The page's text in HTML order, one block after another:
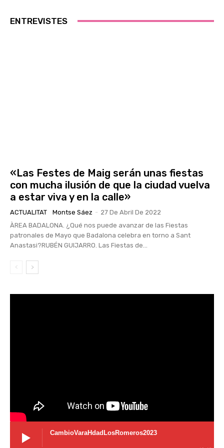
ENTREVISTES
«Las Festes de Maig serán unas fiestas
con mucha ilusión de que la ciudad vuelva
a estar viva y en la calle»
ACTUALITAT Montse Sáez - 27 De Abril De 2022
ÀREA BADALONA. ¿Qué nos puede avanzar de las Fiestas
patronales de Mayo que Badalona celebra en torno a Sant
Anastasi?RUBÉN GUIJARRO. Las Fiestas de...
CambioVaraHdadLosRomeros2023